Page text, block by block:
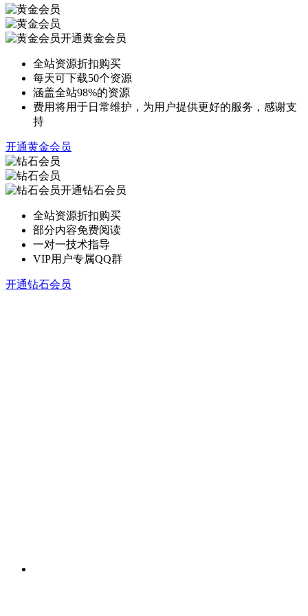
开通黄金会员
全站资源折扣购买
每天可下载50个资源
涵盖全站98%的资源
费用将用于日常维护，为用户提供更好的服务，感谢支
持
开通黄金会员
开通钻石会员
全站资源折扣购买
部分内容免费阅读
一对一技术指导
VIP用户专属QQ群
开通钻石会员